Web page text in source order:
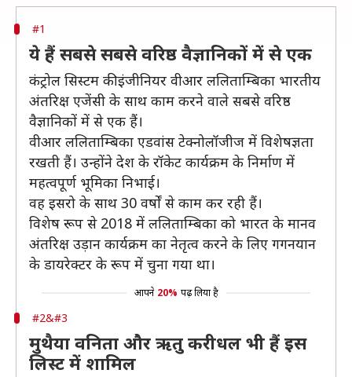
#1
ये हैं सबसे सबसे वरिष्ठ वैज्ञानिकों में से एक
कंट्रोल सिस्टम की इंजीनियर वीआर ललिताम्बिका भारतीय
अंतरिक्ष एजेंसी के साथ काम करने वाले सबसे वरिष्ठ
वैज्ञानिकों में से एक हैं।
वीआर ललिताम्बिका एडवांस टेक्नोलॉजीज में विशेषज्ञता
रखती हैं। उन्होंने देश के रॉकेट कार्यक्रम के निर्माण में
महत्वपूर्ण भूमिका निभाई।
वह इसरो के साथ 30 वर्षों से काम कर रही हैं।
विशेष रूप से 2018 में ललिताम्बिका को भारत के मानव
अंतरिक्ष उड़ान कार्यक्रम का नेतृत्व करने के लिए गगनयान
के डायरेक्टर के रूप में चुना गया था।
आपने 20% पढ़ लिया है
#2&#3
मुथैया वनिता और ऋतु करीधल भी हैं इस
लिस्ट में शामिल